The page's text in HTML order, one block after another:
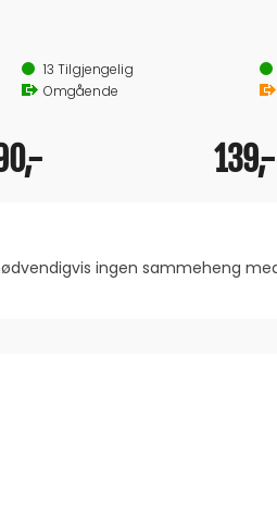
13 Tilgjengelig
Omgående
139,-
ingen sammeheng